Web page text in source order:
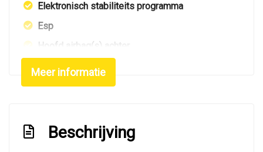
Elektronisch stabiliteits programma
Esp
Hoofd airbag(s) achter
Hoofd airbag(s) voor
Led mistlampen
Passagiersairbag
Sportstuur leder
Meer informatie
Beschrijving